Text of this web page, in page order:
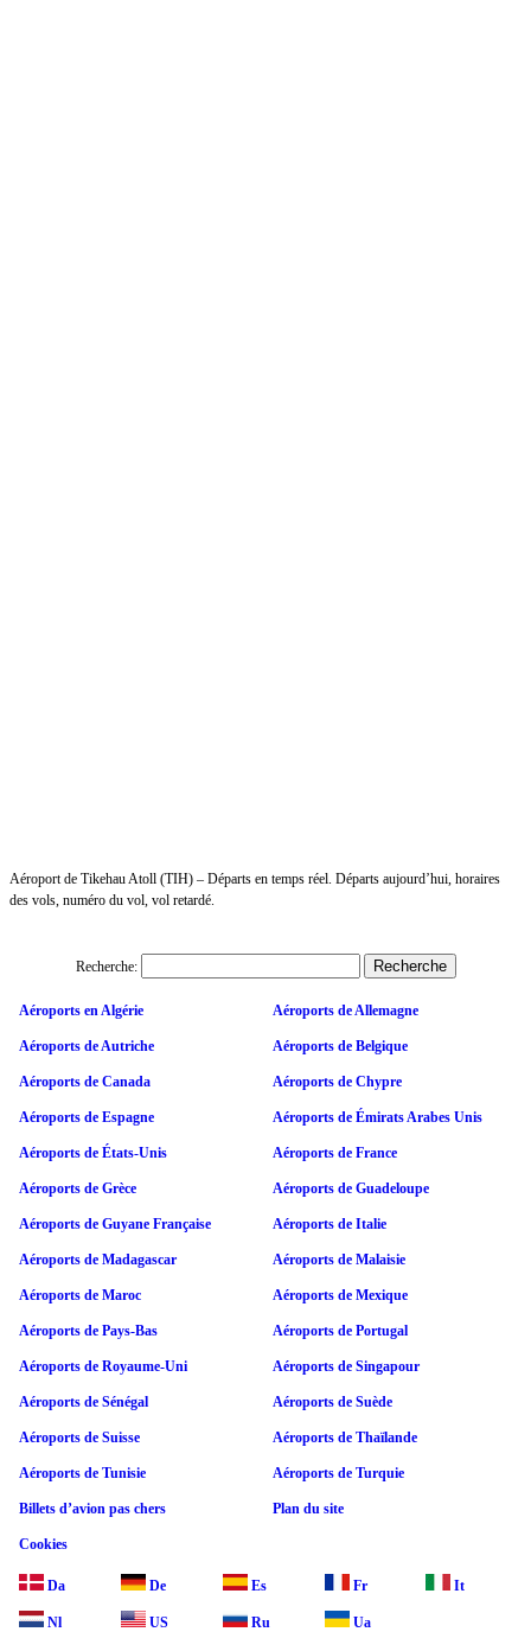
Aéroport de Tikehau Atoll (TIH) – Départs en temps réel. Départs aujourd’hui, horaires
des vols, numéro du vol, vol retardé.
Recherche:
Aéroports en Algérie Aéroports de Allemagne
Aéroports de Autriche Aéroports de Belgique
Aéroports de Canada Aéroports de Chypre
Aéroports de Espagne Aéroports de Émirats Arabes Unis
Aéroports de États-Unis Aéroports de France
Aéroports de Grèce Aéroports de Guadeloupe
Aéroports de Guyane Française Aéroports de Italie
Aéroports de Madagascar Aéroports de Malaisie
Aéroports de Maroc Aéroports de Mexique
Aéroports de Pays-Bas Aéroports de Portugal
Aéroports de Royaume-Uni Aéroports de Singapour
Aéroports de Sénégal Aéroports de Suède
Aéroports de Suisse Aéroports de Thaïlande
Aéroports de Tunisie Aéroports de Turquie
Billets d’avion pas chers Plan du site
Cookies
Da De Es Fr It
Nl US Ru Ua